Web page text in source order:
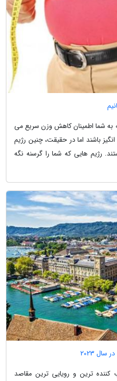
به شما اطمینان کاهش وزن سریع می
باشند اما در حقیقت، چنین رژیم
رژیم هایی که شما را گرسنه نگه
2023
ترین و رویایی ترین مقاصد